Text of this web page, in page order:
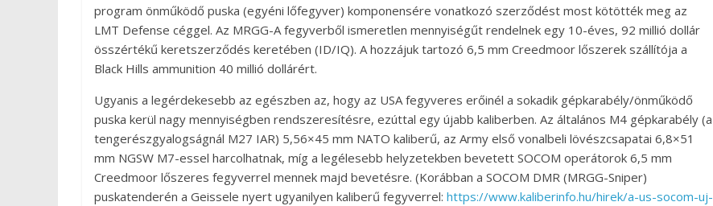
program önműködő puska (egyéni lőfegyver) komponensére vonatkozó szerződést most kötötték meg az
LMT Defense céggel. Az MRGG-A fegyverből ismeretlen mennyiségűt rendelnek egy 10-éves, 92 millió dollár
összértékű keretszerződés keretében (ID/IQ). A hozzájuk tartozó 6,5 mm Creedmoor lőszerek szállítója a
Black Hills ammunition 40 millió dollárért.
Ugyanis a legérdekesebb az egészben az, hogy az USA fegyveres erőinél a sokadik gépkarabély/önműködő
puska kerül nagy mennyiségben rendszeresítésre, ezúttal egy újabb kaliberben. Az általános M4 gépkarabély (a
tengerészgyalogságnál M27 IAR) 5,56×45 mm NATO kaliberű, az Army első vonalbeli lövészcsapatai 6,8×51
mm NGSW M7-essel harcolhatnak, míg a legélesebb helyzetekben bevetett SOCOM operátorok 6,5 mm
Creedmoor lőszeres fegyverrel mennek majd bevetésre. (Korábban a SOCOM DMR (MRGG-Sniper)
puskatenderén a Geissele nyert ugyanilyen kaliberű fegyverrel: https://www.kaliberinfo.hu/hirek/a-us-socom-uj-